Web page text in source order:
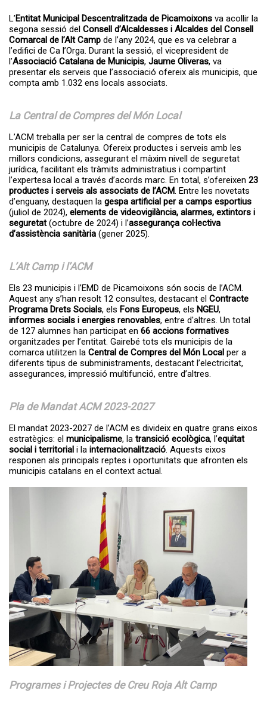
El TROS FEST reuneix prop
de 500 persones en la seva
primera edició i posa en
La primera edició del TROS FEST –
Festival...
L’Entitat Municipal Descentralitzada de Picamoixons va acollir la
segona sessió del Consell d’Alcaldesses i Alcaldes del Consell
Comarcal de l’Alt Camp de l’any 2024, que es va celebrar a
l’edifici de Ca l’Orga. Durant la sessió, el vicepresident de
l’Associació Catalana de Municipis, Jaume Oliveras, va
presentar els serveis que l’associació ofereix als municipis, que
compta amb 1.032 ens locals associats.
La Central de Compres del Món Local
L’ACM treballa per ser la central de compres de tots els
municipis de Catalunya. Ofereix productes i serveis amb les
millors condicions, assegurant el màxim nivell de seguretat
jurídica, facilitant els tràmits administratius i compartint
l’expertesa local a través d’acords marc. En total, s’ofereixen 23
productes i serveis als associats de l’ACM. Entre les novetats
d’enguany, destaquen la gespa artificial per a camps esportius
(juliol de 2024), elements de videovigilància, alarmes, extintors i
seguretat(octubre de 2024) i l’assegurança col·lectiva
d’assistència sanitària (gener 2025).
L’Alt Camp i l’ACM
Els 23 municipis i l’EMD de Picamoixons són socis de l’ACM.
Aquest any s’han resolt 12 consultes, destacant el Contracte
Programa Drets Socials, els Fons Europeus, els NGEU,
informes socials i energies renovables, entre d'altres. Un total
de 127 alumnes han participat en 66 accions formatives
organitzades per l’entitat. Gairebé tots els municipis de la
comarca utilitzen la Central de Compres del Món Local per a
diferents tipus de subministraments, destacant l’electricitat,
assegurances, impressió multifunció, entre d’altres.
Pla de Mandat ACM 2023-2027
El mandat 2023-2027 de l’ACM es divideix en quatre grans eixos
estratègics: el municipalisme, la transició ecològica, l’equitat
social i territorial i la internacionalització. Aquests eixos
responen als principals reptes i oportunitats que afronten els
municipis catalans en el context actual.
Programes i Projectes de Creu Roja Alt Camp